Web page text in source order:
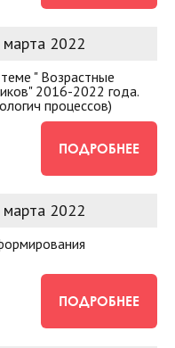
2022
" Возрастные
2016-2022 года.
процессов)
ПОДРОБНЕЕ
2022
ПОДРОБНЕЕ